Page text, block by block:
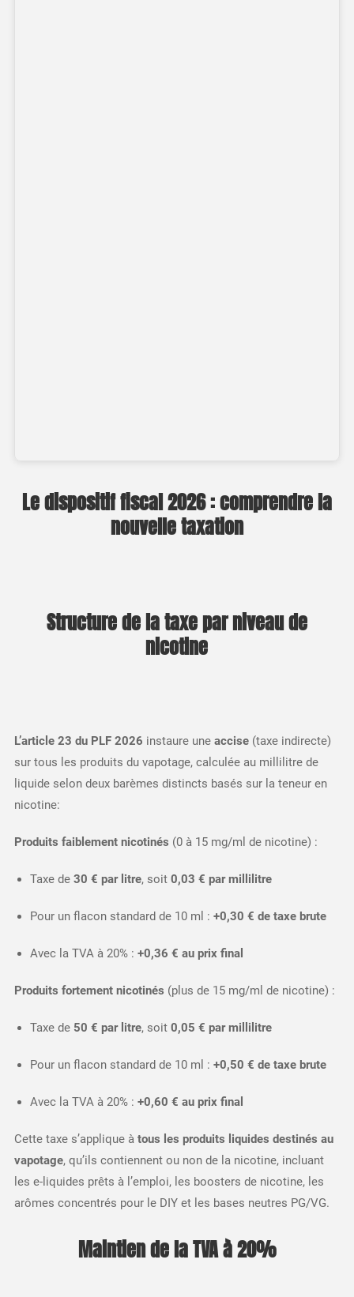
Le dispositif fiscal 2026 : comprendre la
nouvelle taxation
Structure de la taxe par niveau de
nicotine
L’article 23 du PLF 2026 instaure une accise(taxe indirecte)
sur tous les produits du vapotage, calculée au millilitre de
liquide selon deux barèmes distincts basés sur la teneur en
nicotine:​
Produits faiblement nicotinés (0 à 15 mg/ml de nicotine) :
Taxe de 30 € par litre, soit 0,03 € par millilitre
Pour un flacon standard de 10 ml : +0,30 € de taxe brute
Avec la TVA à 20% : +0,36 € au prix final
Produits fortement nicotinés (plus de 15 mg/ml de nicotine) :
Taxe de 50 € par litre, soit 0,05 € par millilitre
Pour un flacon standard de 10 ml : +0,50 € de taxe brute
Avec la TVA à 20% : +0,60 € au prix final
Cette taxe s’applique à tous les produits liquides destinés au
vapotage, qu’ils contiennent ou non de la nicotine, incluant
les e-liquides prêts à l’emploi, les boosters de nicotine, les
arômes concentrés pour le DIY et les bases neutres PG/VG.​
Maintien de la TVA à 20%